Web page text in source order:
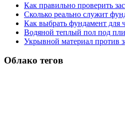
Как правильно проверить
Сколько реально служит
Как выбрать фундамент для
Водяной теплый пол под
Укрывной материал против
Облако тегов